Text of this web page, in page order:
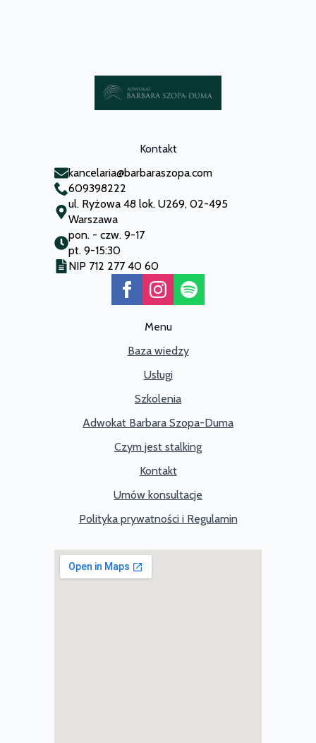
Kontakt
kancelaria@barbaraszopa.com
609398222
ul. Ryżowa 48 lok. U269, 02-495
Warszawa
pon. - czw. 9-17
pt. 9-15:30
NIP 712 277 40 60
Menu
Baza wiedzy
Usługi
Szkolenia
Adwokat Barbara Szopa-Duma
Czym jest stalking
Kontakt
Umów konsultacje
Polityka prywatności i Regulamin